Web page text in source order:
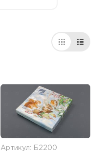
Артикул: Б2200